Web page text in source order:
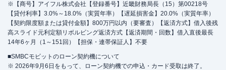
※【商号】アイフル株式会社【登録番号】近畿財務局長（15）第00218号
【貸付利率】3.0%～18.0%（実質年率）【遅延損害金】20.0%（実質年率）
【契約限度額または貸付金額】800万円以内（要審査）【返済方式】借入後残
高スライド元利定額リボルビング返済方式【返済期間・回数】借入直後最長
14年6ヶ月（1～151回）【担保・連帯保証人】不要
■SMBCモビットのローン契約機について
※ 2026年9月6日をもって、ローン契約機での申込・カード受取は終了。